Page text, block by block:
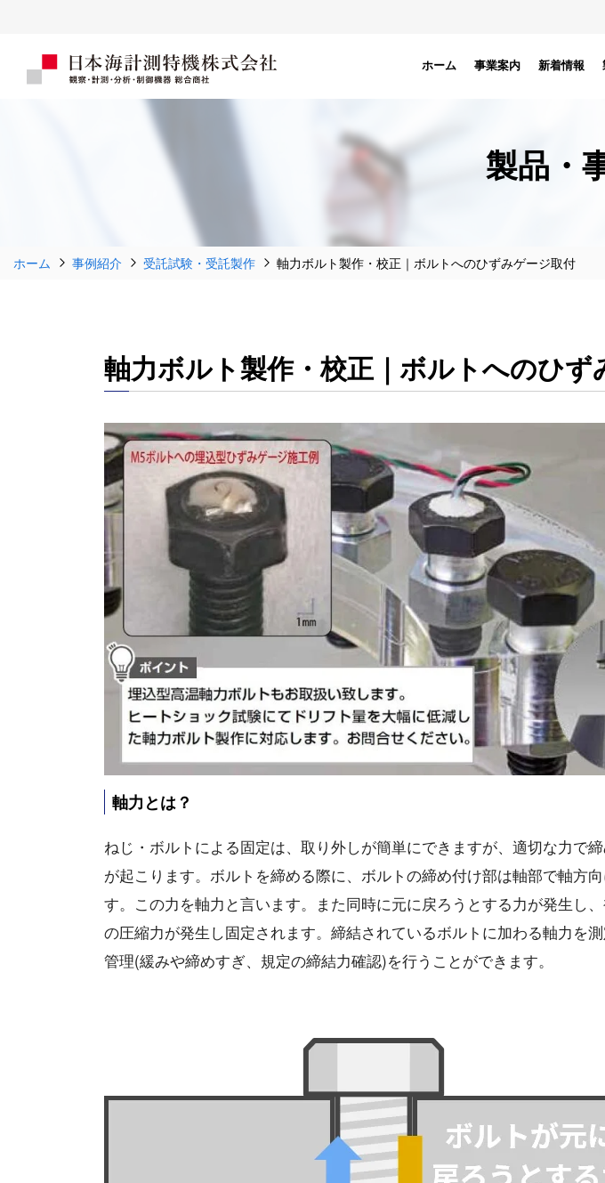
ホーム 事業案内 新着情報
製品・
ホーム 事例紹介 受託試験・受託製作 軸力ボルト製作・校正｜ボルトへのひずみゲージ取付
軸力ボルト製作・校正｜ボルトへのひず
軸力とは？
ねじ・ボルトによる固定は、取り外しが簡単にできますが、適切な力で
が起こります。ボルトを締める際に、ボルトの締め付け部は軸部で軸方
す。この力を軸力と言います。また同時に元に戻ろうとする力が発生し
の圧縮力が発生し固定されます。締結されているボルトに加わる軸力を
管理(緩みや締めすぎ、規定の締結力確認)を行うことができます。